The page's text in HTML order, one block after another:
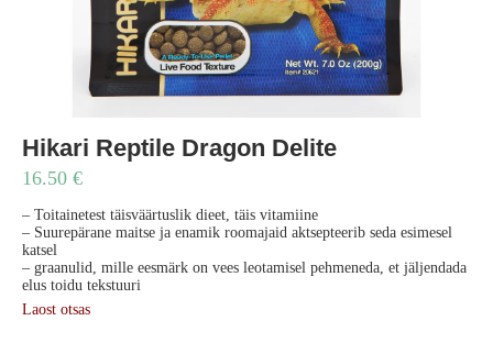
Hikari Reptile Dragon Delite
16.50 €
– Toitainetest täisväärtuslik dieet, täis vitamiine
– Suurepärane maitse ja enamik roomajaid aktsepteerib seda esimesel
katsel
– graanulid, mille eesmärk on vees leotamisel pehmeneda, et jäljendada
elus toidu tekstuuri
Laost otsas